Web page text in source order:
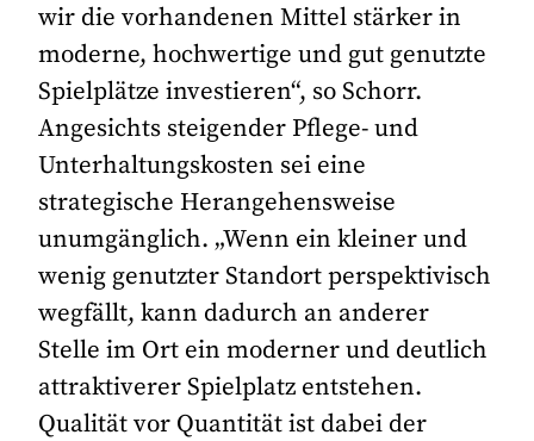
wir die vorhandenen Mittel stärker in
moderne, hochwertige und gut genutzte
Spielplätze investieren“, so Schorr.
Angesichts steigender Pflege- und
Unterhaltungskosten sei eine
strategische Herangehensweise
unumgänglich. „Wenn ein kleiner und
wenig genutzter Standort perspektivisch
wegfällt, kann dadurch an anderer
Stelle im Ort ein moderner und deutlich
attraktiverer Spielplatz entstehen.
Qualität vor Quantität ist dabei der